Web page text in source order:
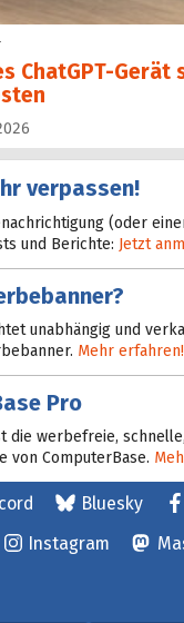
ChatGPT-Gerät
verpassen!
(oder
und Berichte: Jetzt
unabhängig und
Mehr erfahren!
Pro
die werbefreie,
von ComputerBase.
Bluesky
Instagram